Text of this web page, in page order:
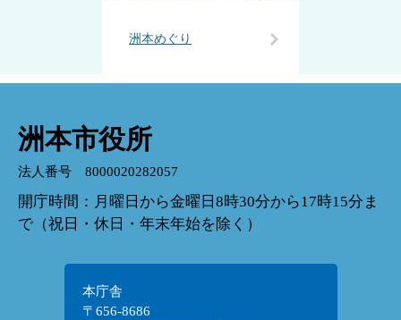
洲本めぐり
洲本市役所
法人番号 8000020282057
開庁時間：月曜日から金曜日8時30分から17時15分ま
で（祝日・休日・年末年始を除く）
本庁舎
〒656-8686